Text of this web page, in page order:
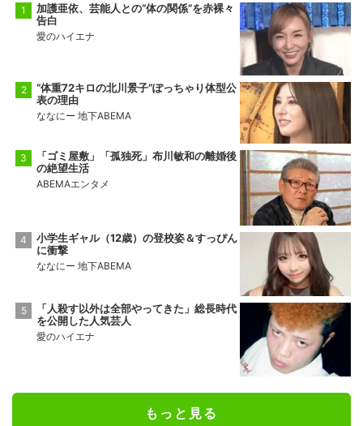
加護亜依、芸能人との“体の関係”を赤裸々
告白
愛のハイエナ
“体重72キロの北川景子”ぽっちゃり体型公
表の理由
ななにー 地下ABEMA
「ゴミ屋敷」「孤独死」布川敏和の離婚後
の絶望生活
ABEMAエンタメ
小学生ギャル（12歳）の登校姿＆すっぴん
に衝撃
ななにー 地下ABEMA
「人殺す以外は全部やってきた」総長時代
を公開した人気芸人
愛のハイエナ
もっと見る